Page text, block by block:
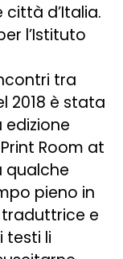
d’Italia.
l’Istituto
tra
2018 è stata
Room at
qualche
pieno in
traduttrice e
testi li